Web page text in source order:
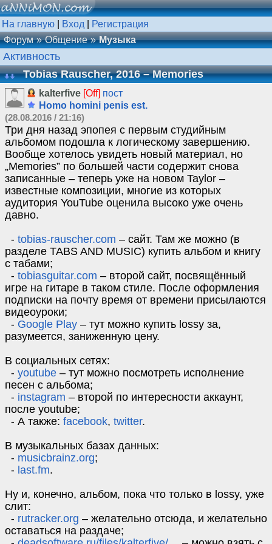
На главную Вход
Регистрация
Форум
Общение Музыка
Активность
Tobias Rauscher, 2016 – Memories
kalterfive [Off] пост
Homo homini penis est.
(28.08.2016 / 21:16)
Три дня назад эпопея с первым студийным
альбомом подошла к логическому завершению.
Вообще хотелось увидеть новый материал, но
„Memories” по большей части содержит снова
записанные – теперь уже на новом Taylor –
известные композиции, многие из которых
аудитория YouTube оценила высоко уже очень
давно.
⁃ tobias-rauscher.com – сайт. Там же можно (в
разделе TABS AND MUSIC) купить альбом и книгу
с табами;
⁃ tobiasguitar.com – второй сайт, посвящённый
игре на гитаре в таком стиле. После оформления
подписки на почту время от времени присылаются
видеоуроки;
⁃ Google Play – тут можно купить lossy за,
разумеется, заниженную цену.
В социальных сетях:
⁃ youtube – тут можно посмотреть исполнение
песен с альбома;
⁃ instagram – второй по интересности аккаунт,
после youtube;
⁃ А также: facebook, twitter.
В музыкальных базах данных:
⁃ musicbrainz.org;
⁃ last.fm.
Ну и, конечно, альбом, пока что только в lossy, уже
слит:
⁃ rutracker.org – желательно отсюда, и желательно
оставаться на раздаче;